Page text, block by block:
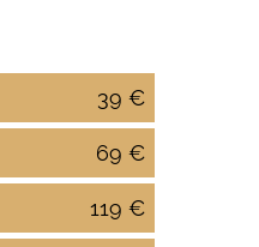
39 €
69 €
119 €